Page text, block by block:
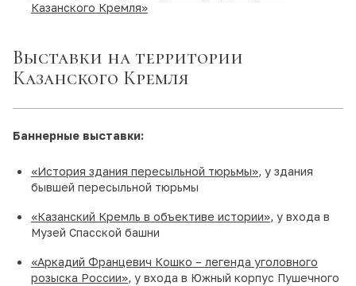
Казанского Кремля»
Выставки на территории
Казанского Кремля
Баннерные выставки:
«История здания пересыльной тюрьмы», у здания
бывшей пересыльной тюрьмы
«Казанский Кремль в объективе истории», у входа в
Музей Спасской башни
«Аркадий Францевич Кошко – легенда уголовного
розыска России», у входа в Южный корпус Пушечного